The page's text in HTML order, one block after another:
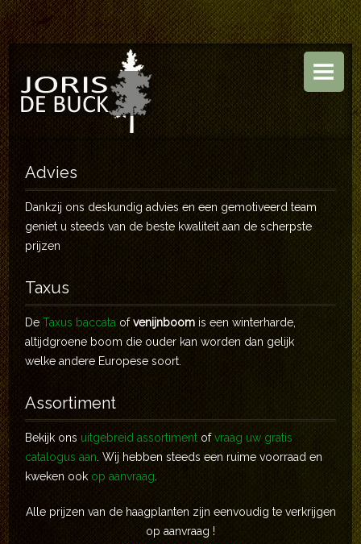
HOME
BOOMKWEKERIJ
TUINEN
ASSORTIMENT
CONTACT
Advies
Dankzij ons deskundig advies en een gemotiveerd team
geniet u steeds van de beste kwaliteit aan de scherpste
prijzen
Taxus
DeTaxus baccata ofvenijnboom is een winterharde,
altijdgroene boom die ouder kan worden dan gelijk
welke andere Europese soort.
Assortiment
Bekijk ons uitgebreid assortiment ofvraag uw gratis
catalogus aan . Wij hebben steeds een ruime voorraad en
kweken ook op aanvraag
Alle prijzen van de haagplanten zijn eenvoudig te verkrijgen
op aanvraag !